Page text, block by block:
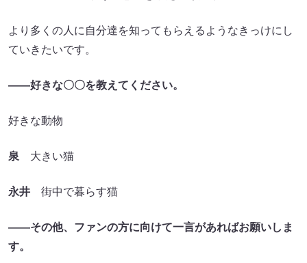
より多くの人に自分達を知ってもらえるようなきっけにし
ていきたいです。
――好きな〇〇を教えてください。
好きな動物
泉 大きい猫
永井 街中で暮らす猫
――その他、ファンの方に向けて一言があればお願いしま
す。